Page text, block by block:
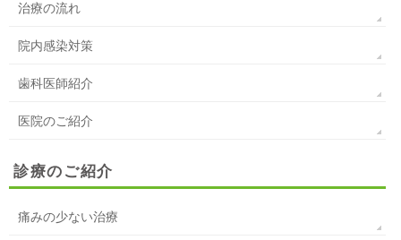
治療の流れ
院内感染対策
歯科医師紹介
医院のご紹介
診療のご紹介
痛みの少ない治療